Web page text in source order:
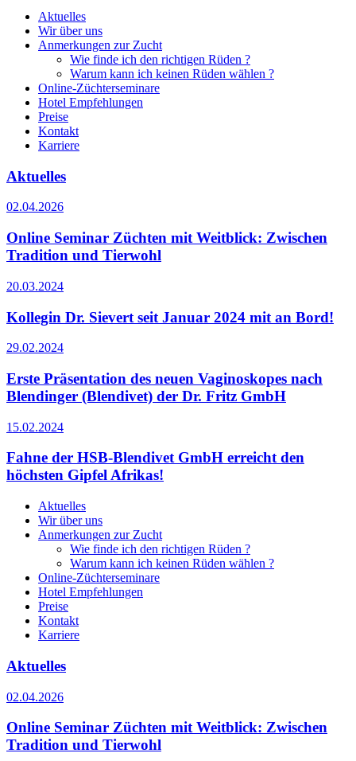
Aktuelles
Wir über uns
Anmerkungen zur Zucht
Wie finde ich den richtigen Rüden ?
Warum kann ich keinen Rüden wählen ?
Online-Züchterseminare
Hotel Empfehlungen
Preise
Kontakt
Karriere
Aktuelles
02.04.2026
Online Seminar Züchten mit Weitblick: Zwischen
Tradition und Tierwohl
20.03.2024
Kollegin Dr. Sievert seit Januar 2024 mit an Bord!
29.02.2024
Erste Präsentation des neuen Vaginoskopes nach
Blendinger (Blendivet) der Dr. Fritz GmbH
15.02.2024
Fahne der HSB-Blendivet GmbH erreicht den
höchsten Gipfel Afrikas!
Aktuelles
Wir über uns
Anmerkungen zur Zucht
Wie finde ich den richtigen Rüden ?
Warum kann ich keinen Rüden wählen ?
Online-Züchterseminare
Hotel Empfehlungen
Preise
Kontakt
Karriere
Aktuelles
02.04.2026
Online Seminar Züchten mit Weitblick: Zwischen
Tradition und Tierwohl